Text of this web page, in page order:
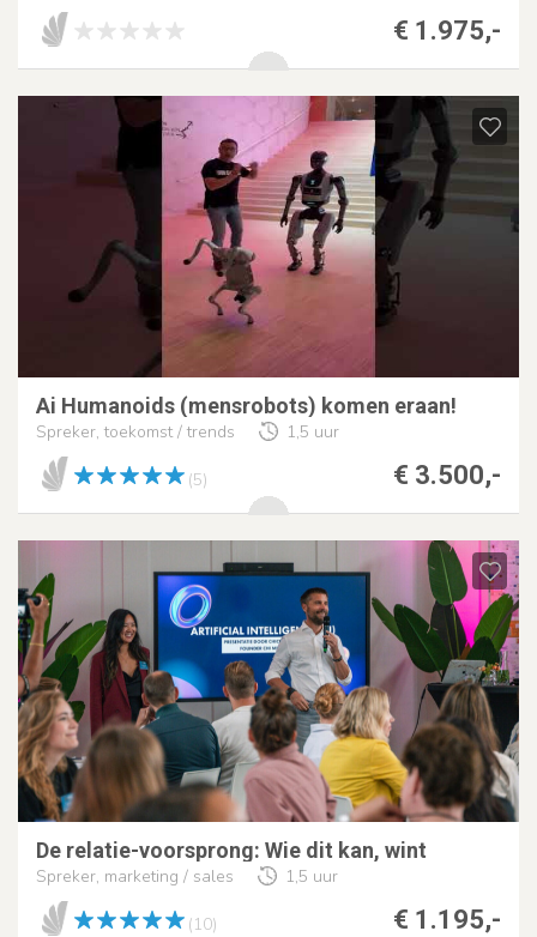
€ 1.975,-
Ai Humanoids (mensrobots) komen eraan!
Spreker, toekomst / trends 1,5 uur
€ 3.500,-
(5)
De relatie-voorsprong: Wie dit kan, wint
Spreker, marketing / sales 1,5 uur
€ 1.195,-
(10)